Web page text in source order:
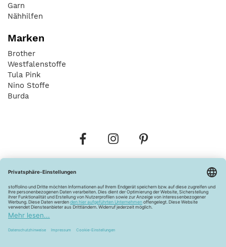
Garn
Nähhilfen
Marken
Brother
Westfalenstoffe
Tula Pink
Nino Stoffe
Burda
Widerrufsbelehrung Vertrag widerrufen
Barrierefreiheitserklärung